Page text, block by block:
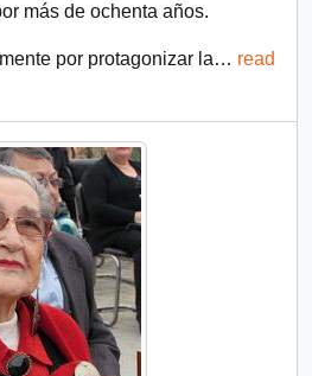
más de ochenta años.
por protagonizar la… read